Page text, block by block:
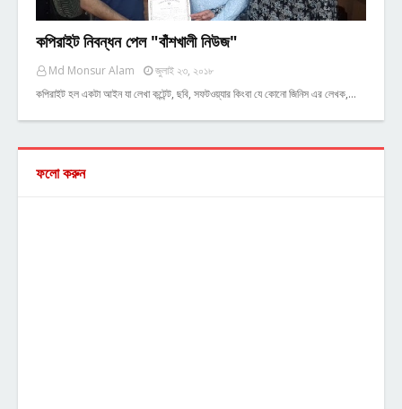
কপিরাইট নিবন্ধন পেল "বাঁশখালী নিউজ"
Md Monsur Alam
জুলাই ২৩, ২০১৮
কপিরাইট হল একটা আইন যা লেখা কন্টেন্ট, ছবি, সফটওয়্যার কিংবা যে কোনো জিনিস এর লেখক,…
ফলো করুন